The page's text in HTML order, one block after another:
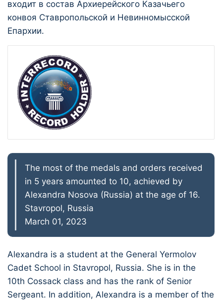
входит в состав Архиерейского Казачьего
конвоя Ставропольской и Невинномысской
Епархии.
The most of the medals and orders received
in 5 years amounted to 10, achieved by
Alexandra Nosova (Russia) at the age of 16.
Stavropol, Russia
March 01, 2023
Alexandra is a student at the General Yermolov
Cadet School in Stavropol, Russia. She is in the
10th Cossack class and has the rank of Senior
Sergeant. In addition, Alexandra is a member of the